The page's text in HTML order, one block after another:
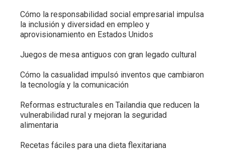
Cómo la responsabilidad social empresarial impulsa
la inclusión y diversidad en empleo y
aprovisionamiento en Estados Unidos
Juegos de mesa antiguos con gran legado cultural
Cómo la casualidad impulsó inventos que cambiaron
la tecnología y la comunicación
Reformas estructurales en Tailandia que reducen la
vulnerabilidad rural y mejoran la seguridad
alimentaria
Recetas fáciles para una dieta flexitariana